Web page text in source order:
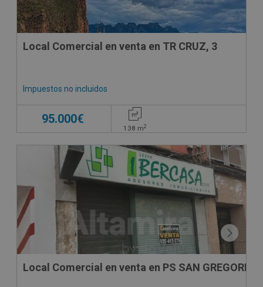
Local Comercial en venta en TR CRUZ, 3
Impuestos no incluidos
95.000€
138 m2
Local Comercial en venta en PS SAN GREGORIO ,